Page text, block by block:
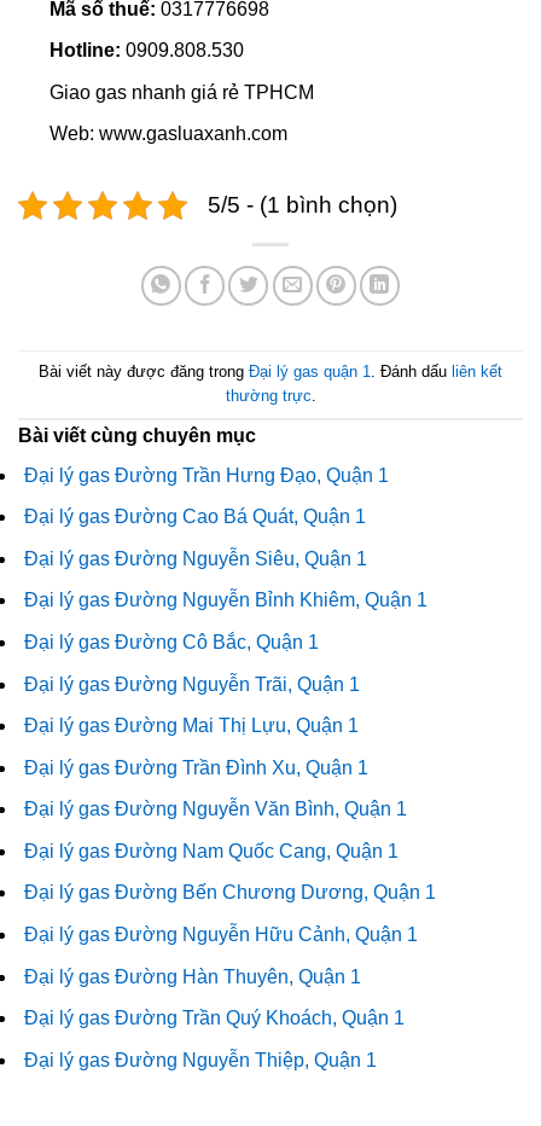
Mã số thuế: 0317776698
Hotline: 0909.808.530
Giao gas nhanh giá rẻ TPHCM
Web: www.gasluaxanh.com
5/5 - (1 bình chọn)
Bài viết này được đăng trong Đại lý gas quận 1 . Đánh dấu liên kết
thường trực
Bài viết cùng chuyên mục
Đại lý gas Đường Trần Hưng Đạo, Quận 1
Đại lý gas Đường Cao Bá Quát, Quận 1
Đại lý gas Đường Nguyễn Siêu, Quận 1
Đại lý gas Đường Nguyễn Bỉnh Khiêm, Quận 1
Đại lý gas Đường Cô Bắc, Quận 1
Đại lý gas Đường Nguyễn Trãi, Quận 1
Đại lý gas Đường Mai Thị Lựu, Quận 1
Đại lý gas Đường Trần Đình Xu, Quận 1
Đại lý gas Đường Nguyễn Văn Bình, Quận 1
Đại lý gas Đường Nam Quốc Cang, Quận 1
Đại lý gas Đường Bến Chương Dương, Quận 1
Đại lý gas Đường Nguyễn Hữu Cảnh, Quận 1
Đại lý gas Đường Hàn Thuyên, Quận 1
Đại lý gas Đường Trần Quý Khoách, Quận 1
Đại lý gas Đường Nguyễn Thiệp, Quận 1